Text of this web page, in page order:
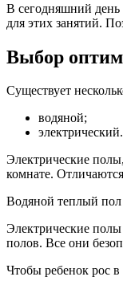
В сегодняшний день
для этих занятий.
Выбор
Существует
водяной;
электрический.
Электрические
комнате.
Водяной теплый пол
Электрические
полов. Все они
Чтобы ребенок рос